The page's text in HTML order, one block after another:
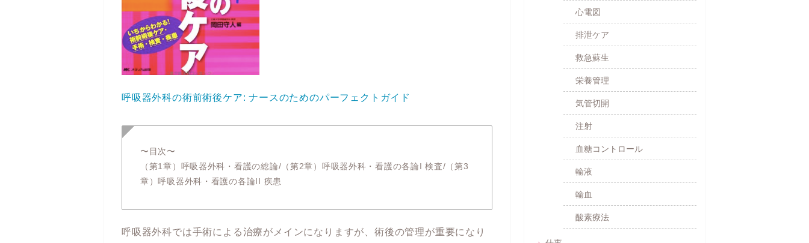
呼吸器外科の術前術後ケア: ナースのためのパーフェクトガイド
〜目次〜
（第1章）呼吸器外科・看護の総論/（第2章）呼吸器外科・看護の各論I 検査/（第3
章）呼吸器外科・看護の各論II 疾患
呼吸器外科では手術による治療がメインになりますが、術後の管理が重要になり
心電図
排泄ケア
救急蘇生
栄養管理
気管切開
注射
血糖コントロール
輸液
輸血
酸素療法